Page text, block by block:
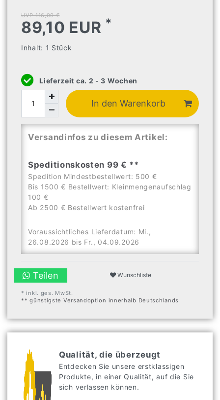
UVP 116,90 €
89,10 EUR *
Inhalt: 1 Stück
Lieferzeit ca. 2 - 3 Wochen
In den Warenkorb
Versandinfos zu diesem Artikel:
Speditionskosten 99 € **
Spedition Mindestbestellwert: 500 €
Bis 1500 € Bestellwert: Kleinmengenaufschlag
100 €
Ab 2500 € Bestellwert kostenfrei
Voraussichtliches Lieferdatum: Mi.,
26.08.2026 bis Fr., 04.09.2026
Teilen Wunschliste
* inkl. ges. MwSt.
** günstigste Versandoption innerhalb Deutschlands
Qualität, die überzeugt
Entdecken Sie unsere erstklassigen
Produkte, in einer Qualität, auf die Sie
sich verlassen können.